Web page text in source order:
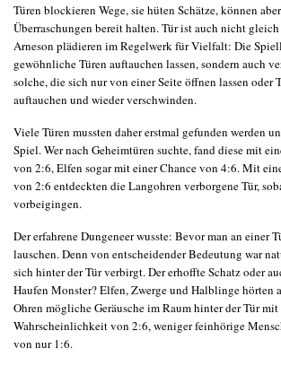
Türen blockieren Wege, sie hüten Schätze, können
Überraschungen bereit halten. Tür ist auch nicht
Arneson plädieren im Regelwerk für Vielfalt: Die
gewöhnliche Türen auftauchen lassen, sondern auch
solche, die sich nur von einer Seite öffnen lassen oder
auftauchen und wieder verschwinden.
Viele Türen mussten daher erstmal gefunden werden
Spiel. Wer nach Geheimtüren suchte, fand diese mit
von 2:6, Elfen sogar mit einer Chance von 4:6. Mit
von 2:6 entdeckten die Langohren verborgene Tür,
vorbeigingen.
Der erfahrene Dungeneer wusste: Bevor man an einer
lauschen. Denn von entscheidender Bedeutung war
sich hinter der Tür verbirgt. Der erhoffte Schatz oder
Haufen Monster? Elfen, Zwerge und Halblinge hörten
Ohren mögliche Geräusche im Raum hinter der Tür
Wahrscheinlichkeit von 2:6, weniger feinhörige
von nur 1:6.